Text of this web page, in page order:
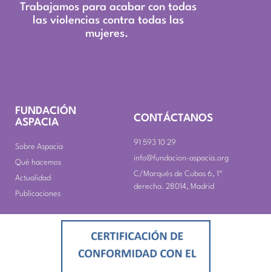
Trabajamos para acabar con todas
las violencias contra todas las
mujeres.
FUNDACIÓN
ASPACIA
Sobre Aspacia
Qué hacemos
Actualidad
Publicaciones
CONTÁCTANOS
91 593 10 29
info@fundacion-aspacia.org
C/Marqués de Cubas 6, 1º
derecha. 28014, Madrid